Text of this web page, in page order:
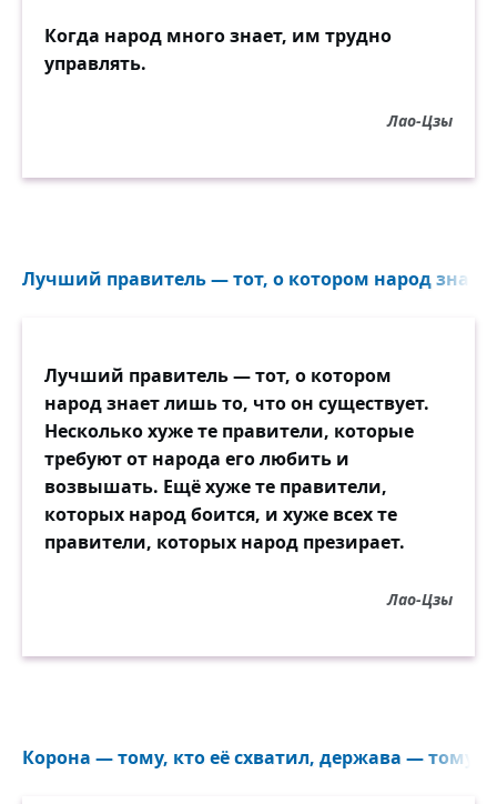
Когда народ много знает, им трудно
управлять.
Лао-Цзы
Лучший правитель — тот, о котором народ
Лучший правитель — тот, о котором
народ знает лишь то, что он существует.
Несколько хуже те правители, которые
требуют от народа его любить и
возвышать. Ещё хуже те правители,
которых народ боится, и хуже всех те
правители, которых народ презирает.
Лао-Цзы
Корона — тому, кто её схватил, держава — тому,